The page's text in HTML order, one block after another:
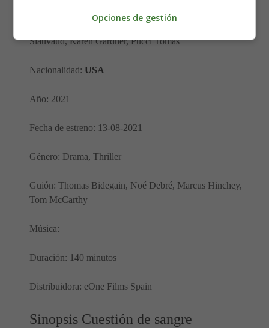
Thomas Rivas, Lori Chahal, Jay Dee, Jaylen Gaines,
Siauvaud, Karen Gardner, Pucci Tomas
Nacionalidad: USA
Año: 2021
Fecha de estreno: 13-08-2021
Género: Drama, Thriller
Guión: Thomas Bidegain, Noé Debré, Marcus Hinchey,
Tom McCarthy
Música:
Duración: 140 minutos
Distribuidora: eOne Films Spain
Sinopsis Cuestión de sangre
Opciones de gestión